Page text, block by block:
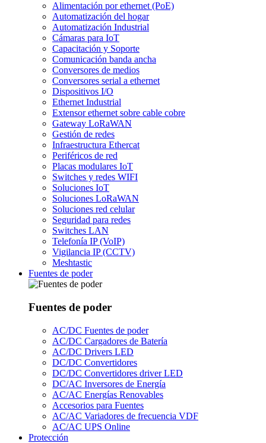
Alimentación por ethernet (PoE)
Automatización del hogar
Automatización Industrial
Cámaras para IoT
Capacitación y Soporte
Comunicación banda ancha
Conversores de medios
Conversores serial a ethernet
Dispositivos I/O
Ethernet Industrial
Extensor ethernet sobre cable cobre
Gateway LoRaWAN
Gestión de redes
Infraestructura Ethercat
Periféricos de red
Placas modulares IoT
Switches y redes WIFI
Soluciones IoT
Soluciones LoRaWAN
Soluciones red celular
Seguridad para redes
Switches LAN
Telefonía IP (VoIP)
Vigilancia IP (CCTV)
Meshtastic
Fuentes de poder
Fuentes de poder
AC/DC Fuentes de poder
AC/DC Cargadores de Batería
AC/DC Drivers LED
DC/DC Convertidores
DC/DC Convertidores driver LED
DC/AC Inversores de Energía
AC/AC Energías Renovables
Accesorios para Fuentes
AC/AC Variadores de frecuencia VDF
AC/AC UPS Online
Protección